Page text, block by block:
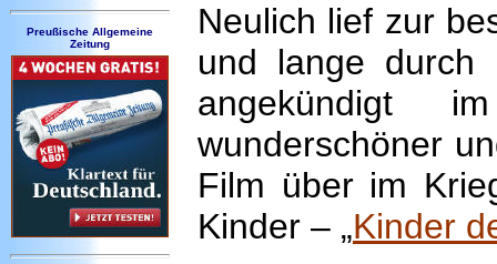
Preußische Allgemeine
Zeitung
Neulich lief zur
und lange durch
angekündigt
wunderschöner
Film über im
Kinder – „Kinder